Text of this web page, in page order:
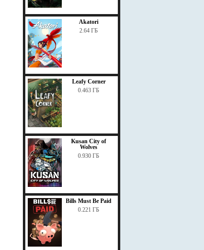
Akatori
2.64 ГБ
Leafy Corner
0.463 ГБ
Kusan City of
Wolves
0.930 ГБ
Bills Must Be Paid
0.221 ГБ